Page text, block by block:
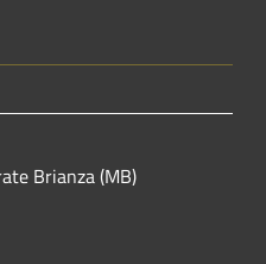
Brianza (MB)